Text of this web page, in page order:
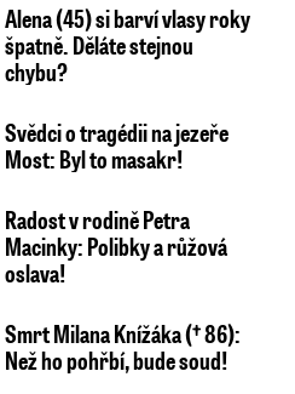
Alena (45) si barví vlasy roky
špatně. Děláte stejnou
chybu?
Svědci o tragédii na jezeře
Most: Byl to masakr!
Radost v rodině Petra
Macinky: Polibky a růžová
oslava!
Smrt Milana Knížáka († 86):
Než ho pohřbí, bude soud!